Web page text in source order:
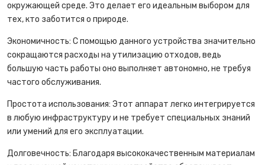
окружающей среде. Это делает его идеальным выбором для
тех, кто заботится о природе.
Экономичность: С помощью данного устройства значительно
сокращаются расходы на утилизацию отходов, ведь
большую часть работы оно выполняет автономно, не требуя
частого обслуживания.
Простота использования: Этот аппарат легко интегрируется
в любую инфраструктуру и не требует специальных знаний
или умений для его эксплуатации.
Долговечность: Благодаря высококачественным материалам